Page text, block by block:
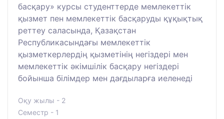
басқару» курсы студенттерде мемлекеттік
қызмет пен мемлекеттік басқаруды құқықтық
реттеу саласында, Қазақстан
Республикасындағы мемлекеттік
қызметкерлердің қызметінің негіздері мен
мемлекеттік әкімшілік басқару негіздері
бойынша білімдер мен дағдыларға иеленеді
Оқу жылы - 2
Семестр - 1